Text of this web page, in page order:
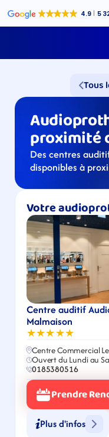
Tous
proximité
Des centres
disponibles à
Votre
Centre auditif
Malmaison
★★★★★
Centre Commercial
Ouvert du Lundi au
0185380516
Prendre
Plus d'infos